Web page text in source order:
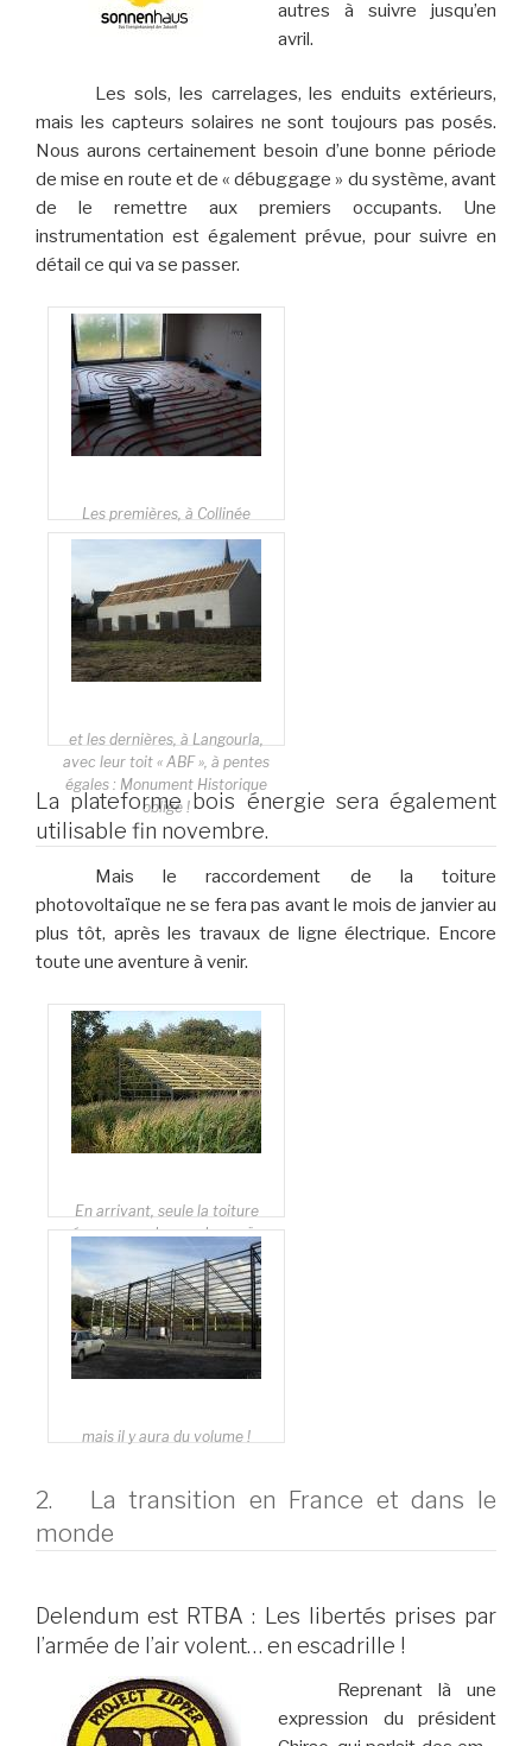
autres à suivre jusqu’en
avril.
Les sols, les carrelages, les enduits extérieurs,
mais les capteurs solaires ne sont toujours pas posés.
Nous aurons certainement besoin d’une bonne période
de mise en route et de « débuggage » du système, avant
de le remettre aux premiers occupants. Une
instrumentation est également prévue, pour suivre en
détail ce qui va se passer.
Les premières, à Collinée
et les dernières, à Langourla,
avec leur toit « ABF », à pentes
égales : Monument Historique
oblige !
La plateforme bois énergie sera également
utilisable fin novembre.
Mais le raccordement de la toiture
photovoltaïque ne se fera pas avant le mois de janvier au
plus tôt, après les travaux de ligne électrique. Encore
toute une aventure à venir.
En arrivant, seule la toiture
émerge au-dessus des maïs.
mais il y aura du volume !
2. La transition en France et dans le
monde
Delendum est RTBA : Les libertés prises par
l’armée de l’air volent… en escadrille !
Reprenant là une
expression du président